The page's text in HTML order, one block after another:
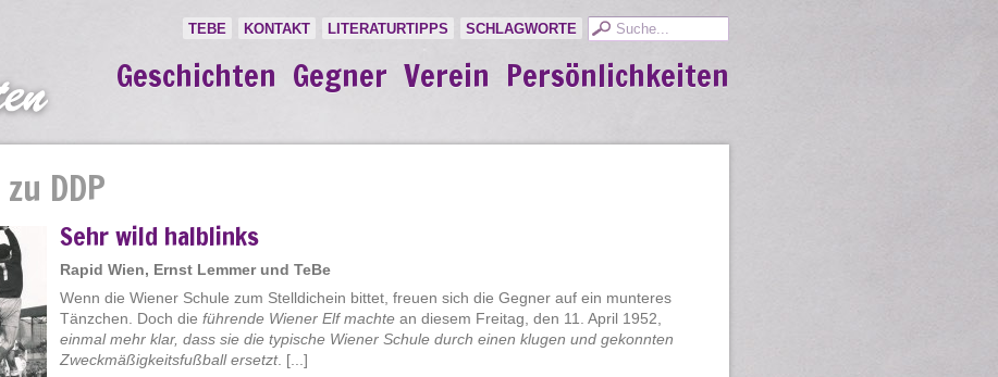
TEBE KONTAKT LITERATURTIPPS SCHLAGWORTE
Geschichten Gegner Verein Persönlichkeiten
DDP
Sehr wild halblinks
Rapid Wien, Ernst Lemmer und TeBe
Wenn die Wiener Schule zum Stelldichein bittet, freuen sich die Gegner auf ein munteres
Tänzchen. Doch die führende Wiener Elf machte an diesem Freitag, den 11. April 1952,
einmal mehr klar, dass sie die typische Wiener Schule durch einen klugen und gekonnten
Zweckmäßigkeitsfußball ersetzt. [...]